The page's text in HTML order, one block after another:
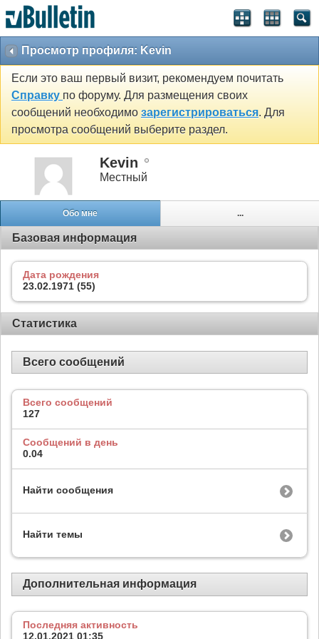
Просмотр профиля: Kevin
Если это ваш первый визит, рекомендуем почитать
Справку по форуму. Для размещения своих
сообщений необходимо зарегистрироваться. Для
просмотра сообщений выберите раздел.
Kevin
Местный
Обо мне ...
Базовая информация
Дата рождения
23.02.1971 (55)
Статистика
Всего сообщений
Всего сообщений
127
Сообщений в день
0.04
Найти сообщения
Найти темы
Дополнительная информация
Последняя активность
12.01.2021 01:35